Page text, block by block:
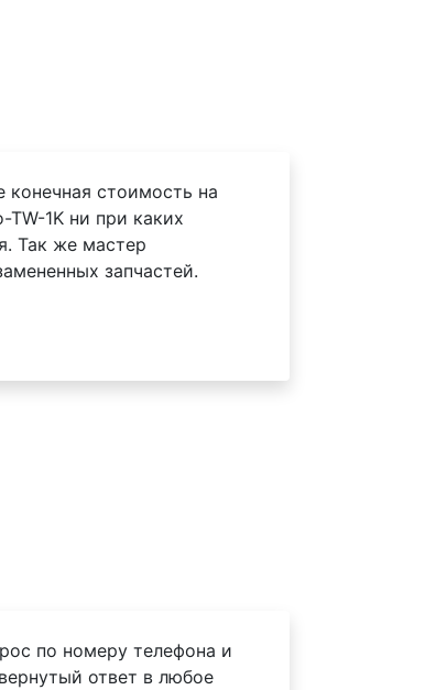
стоимость на
1K ни при каких
Так же мастер
запчастей.
по номеру телефона и
ответ в любое